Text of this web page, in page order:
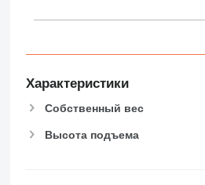
Характеристики
Собственный вес
Высота подъема